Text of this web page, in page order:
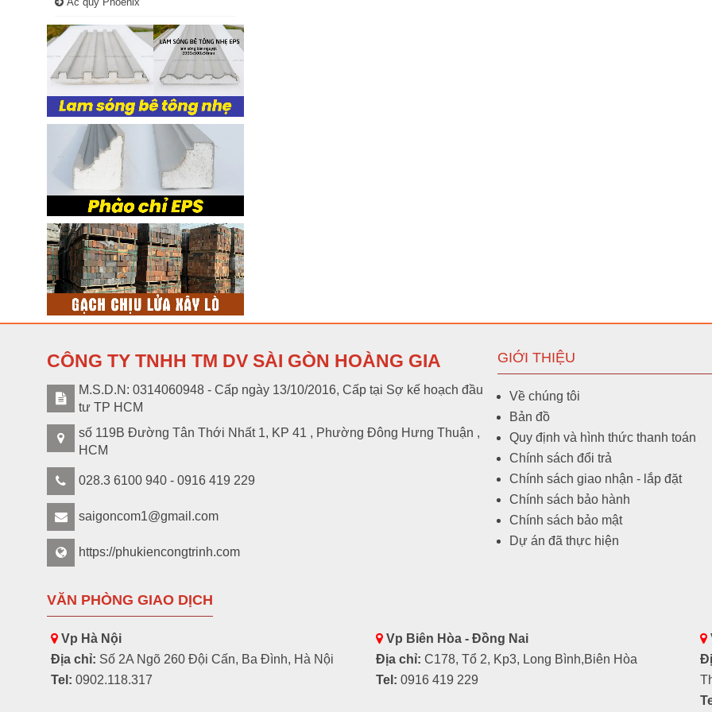
CÔNG TY TNHH TM DV SÀI GÒN HOÀNG GIA
M.S.D.N: 0314060948 - Cấp ngày 13/10/2016, Cấp tại Sợ kế hoạch đầu
tư TP HCM
số 119B Đường Tân Thới Nhất 1, KP 41 , Phường Đông Hưng Thuận ,
HCM
028.3 6100 940 - 0916 419 229
saigoncom1@gmail.com
https://phukiencongtrinh.com
GIỚI THIỆU
Về chúng tôi
Bản đồ
Quy định và hình thức thanh toán
Chính sách đổi trả
Chính sách giao nhận - lắp đặt
Chính sách bảo hành
Chính sách bảo mật
Dự án đã thực hiện
VĂN PHÒNG GIAO DỊCH
Vp Hà Nội
Địa chỉ: Số 2A Ngõ 260 Đội Cấn, Ba Đình, Hà Nội
Tel: 0902.118.317
Vp Biên Hòa - Đồng Nai
Địa chỉ: C178, Tổ 2, Kp3, Long Bình,Biên Hòa
Tel: 0916 419 229